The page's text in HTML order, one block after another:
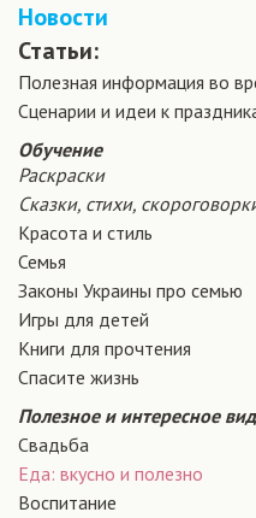
Новости
Статьи:
Полезная информация во
Сценарии и идеи к
Обучение
Раскраски
Сказки, стихи,
Красота и стиль
Семья
Законы Украины про семью
Игры для детей
Книги для прочтения
Спасите жизнь
Полезное и интересное
Свадьба
Еда: вкусно и полезно
Воспитание